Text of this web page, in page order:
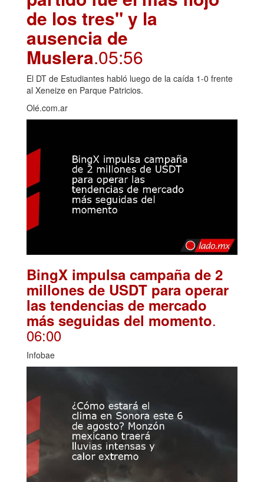
de los tres" y la
ausencia de
Muslera.05:56
El DT de Estudiantes habló luego de la caída 1-0 frente
al Xeneize en Parque Patricios.
Olé.com.ar
BingX impulsa campaña de 2
millones de USDT para operar
las tendencias de mercado
más seguidas del momento.
06:00
Infobae